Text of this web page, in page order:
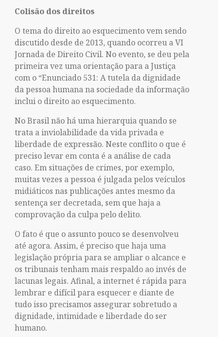
Colisão dos direitos
O tema do direito ao esquecimento vem sendo
discutido desde de 2013, quando ocorreu a VI
Jornada de Direito Civil. No evento, se deu pela
primeira vez uma orientação para a Justiça
com o “Enunciado 531: A tutela da dignidade
da pessoa humana na sociedade da informação
inclui o direito ao esquecimento.
No Brasil não há uma hierarquia quando se
trata a inviolabilidade da vida privada e
liberdade de expressão. Neste conflito o que é
preciso levar em conta é a análise de cada
caso. Em situações de crimes, por exemplo,
muitas vezes a pessoa é julgada pelos veículos
midiáticos nas publicações antes mesmo da
sentença ser decretada, sem que haja a
comprovação da culpa pelo delito.
O fato é que o assunto pouco se desenvolveu
até agora. Assim, é preciso que haja uma
legislação própria para se ampliar o alcance e
os tribunais tenham mais respaldo ao invés de
lacunas legais. Afinal, a internet é rápida para
lembrar e difícil para esquecer e diante de
tudo isso precisamos assegurar sobretudo a
dignidade, intimidade e liberdade do ser
humano.